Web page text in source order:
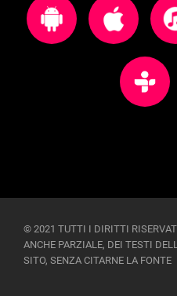
© 2021 TUTTI I DIRITTI
ANCHE PARZIALE, DEI TESTI
SITO, SENZA CITARNE LA FONTE